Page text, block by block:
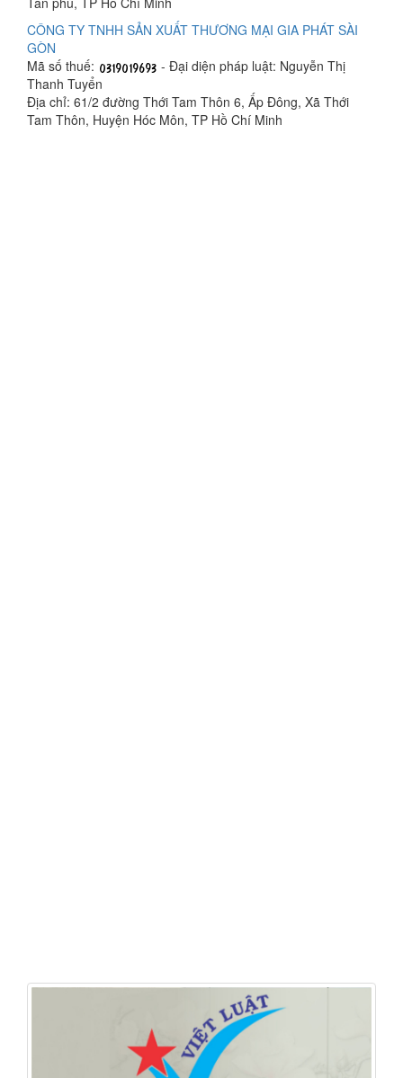
CÔNG TY TNHH SẢN XUẤT THƯƠNG MẠI GIA PHÁT SÀI
GÒN
Mã số thuế:
- Đại diện pháp luật: Nguyễn Thị
Thanh Tuyển
Địa chỉ: 61/2 đường Thới Tam Thôn 6, Ấp Đông, Xã Thới
Tam Thôn, Huyện Hóc Môn, TP Hồ Chí Minh